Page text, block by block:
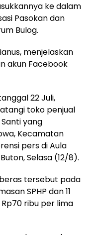
ke dalam
Pasokan dan
Bulog.
menjelaskan
akun Facebook
22 Juli,
toko penjual
yang
Kecamatan
pers di Aula
Selasa (12/8).
tersebut pada
SPHP dan 11
ribu per lima